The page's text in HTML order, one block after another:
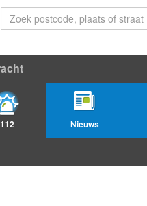
112 Nieuws